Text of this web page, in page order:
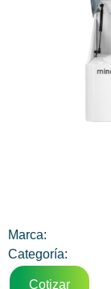
Marca:
Categoría:
Cotizar